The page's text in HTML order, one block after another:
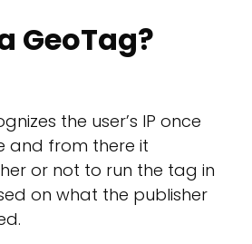
GeoTag?
the user’s IP once
and from there it
or not to run the tag in
on what the publisher